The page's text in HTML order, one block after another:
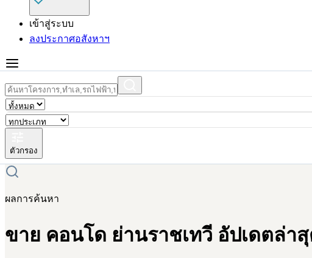
เข้าสู่ระบบ
ลงประกาศอสังหาฯ
ตัวกรอง
ผลการค้นหา
ขาย คอนโด ย่านราชเทวี อัปเดตล่า